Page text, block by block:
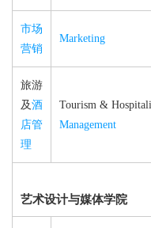
市场
营销
Marketing
旅游
及酒
店管
理
Tourism &
Management
艺术设计与媒体学院